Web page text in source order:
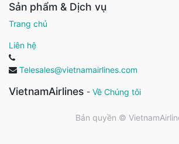
Sản phẩm & Dịch vụ
Trang chủ
Liên hệ
Telesales@vietnamairlines.com
VietnamAirlines - Về Chúng tôi
Bản quyền ©